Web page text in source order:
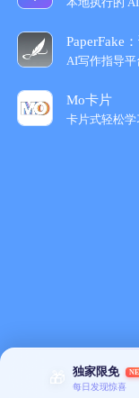
🎁 独家限免
每日发现惊喜
保险箱私密
保险箱送来特殊的
多，老板醉酒之时
永久给用户免费，
高兴的手足舞蹈。
发布于
发布于
保密箱-私密相册
PaperFake
AI写作指导平
Mo卡片
卡片式轻松